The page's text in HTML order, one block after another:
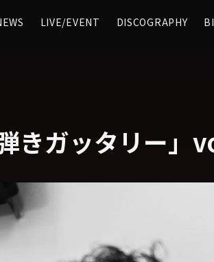
LIVE/EVENT DISCOGRAPHY
きガッタリー」